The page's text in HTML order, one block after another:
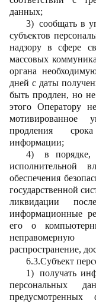
данных;
3) сообщать в
субъектов
надзору в сфере
массовых
органа
дней с даты
быть продлен, но
этого Оператору
мотивированное
продления
информации;
4)
в порядке,
исполнительной
обеспечения
государственной
ликвидации
информационные
его о
распространение,
6.3.Субъект
1)
получать
персональных
предусмотренных